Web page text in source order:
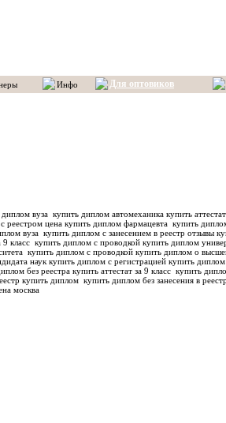
Инфо Для оптовиков
вуза купить диплом автомеханика купить
реестром цена купить диплом фармацевта купить
вуза купить диплом с занесением в реестр отзывы
9 класс купить диплом с проводкой купить диплом
купить диплом с проводкой купить диплом о
наук купить диплом с регистрацией купить
без реестра купить аттестат за 9 класс купить
купить диплом купить диплом без занесения в
москва